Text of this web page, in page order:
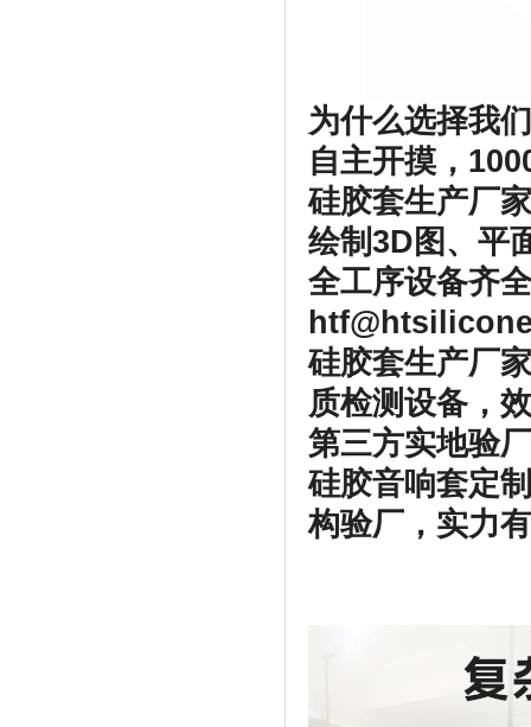
为什么选择我
自主开摸，
硅胶套生产厂
绘制3D图、平
全工序设备齐
硅胶套生产厂
质检测设备，
第三方实地验
硅胶音响套定
构验厂，实力